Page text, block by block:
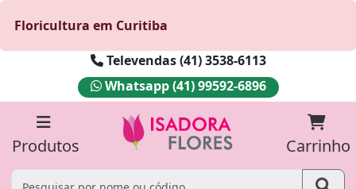
Floricultura em Curitiba
Televendas (41) 3538-6113
Whatsapp (41) 99592-6896
Produtos Carrinho